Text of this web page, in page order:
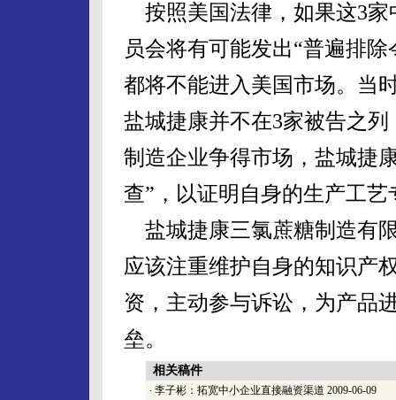
按照美国法律，如果这3家
员会将有可能发出“普遍排
都将不能进入美国市场。当
盐城捷康并不在3家被告之
制造企业争得市场，盐城捷
查”，以证明自身的生产工艺
盐城捷康三氯蔗糖制造有
应该注重维护自身的知识产
资，主动参与诉讼，为产品
垒。
相关稿件
· 李子彬：拓宽中小企业直接融资渠道 2009-06-09